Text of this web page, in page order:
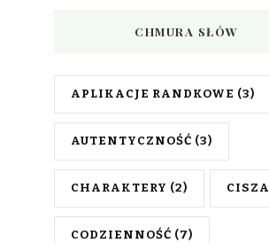
CHMURA SŁÓW
APLIKACJE RANDKOWE (3)
AUTENTYCZNOŚĆ (3)
CHARAKTERY (2) CISZA
CODZIENNOŚĆ (7)